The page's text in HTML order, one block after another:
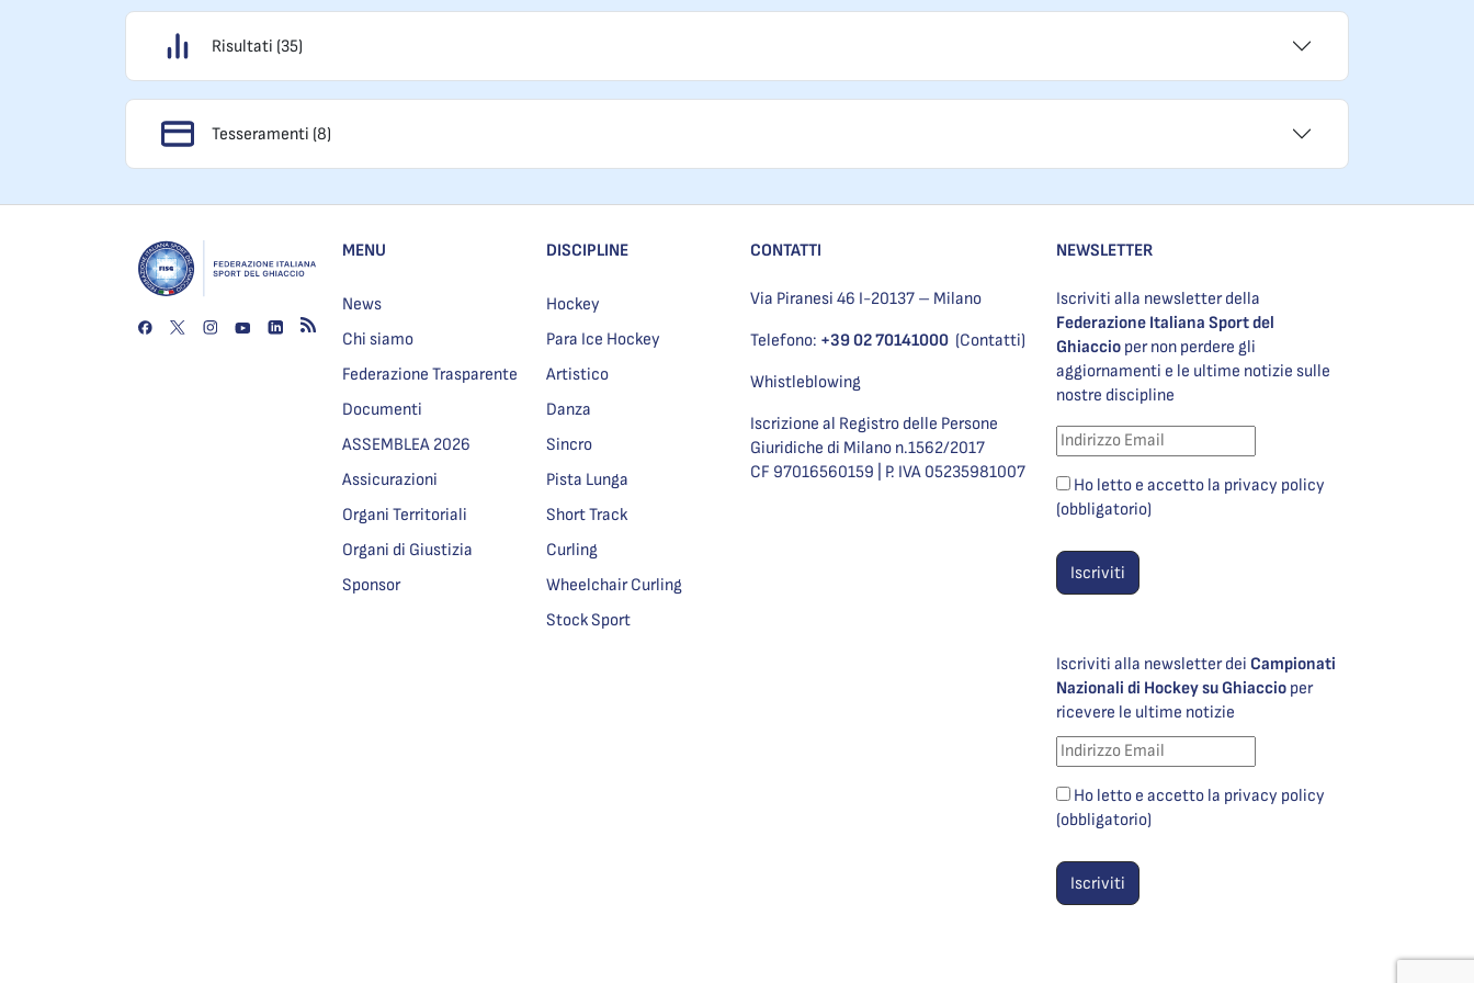
Risultati (35)
Tesseramenti (8)
MENU
News
Chi siamo
Federazione Trasparente
Documenti
ASSEMBLEA 2026
Assicurazioni
Organi Territoriali
Organi di Giustizia
Sponsor
DISCIPLINE
Hockey
Para Ice Hockey
Artistico
Danza
Sincro
Pista Lunga
Short Track
Curling
Wheelchair Curling
Stock Sport
CONTATTI
Via Piranesi 46 I-20137 – Milano
Telefono: +39 02 70141000 (Contatti)
Whistleblowing
Iscrizione al Registro delle Persone
Giuridiche di Milano n.1562/2017
CF 97016560159 | P. IVA 05235981007
NEWSLETTER
Iscriviti alla newsletter della
Federazione Italiana Sport del
Ghiaccio per non perdere gli
aggiornamenti e le ultime notizie sulle
nostre discipline
Ho letto e accetto la privacy policy
(obbligatorio)
Iscriviti alla newsletter dei Campionati
Nazionali di Hockey su Ghiaccio per
ricevere le ultime notizie
Ho letto e accetto la privacy policy
(obbligatorio)